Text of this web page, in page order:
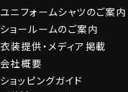
グローブ
ユニフォームシャツのご案内
ショールームのご案内
衣装提供・メディア掲載
会社概要
ショッピングガイド